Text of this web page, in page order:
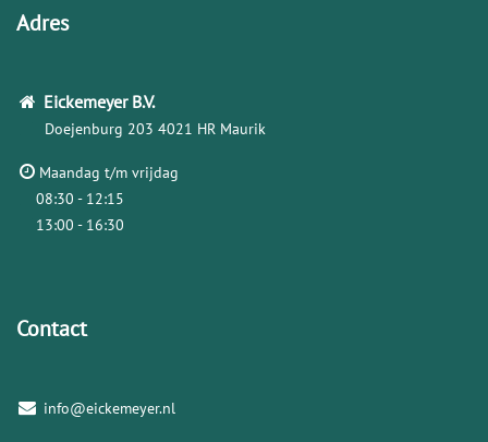
Adres
Eickemeyer B.V.
Doejenburg 203 4021 HR Maurik
Maandag t/m vrijdag
08:30 - 12:15
13:00 - 16:30
Contact
info@eickemeyer.nl